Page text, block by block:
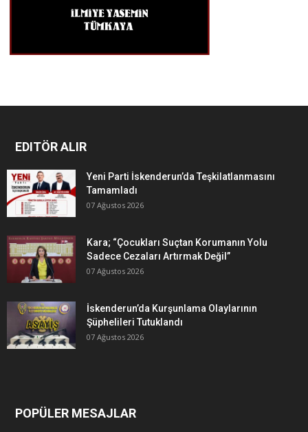
EDITÖR ALIR
Yeni Parti İskenderun’da Teşkilatlanmasını
Tamamladı
07 Ağustos 2026
Kara; “Çocukları Suçtan Korumanın Yolu
Sadece Cezaları Artırmak Değil”
07 Ağustos 2026
İskenderun’da Kurşunlama Olaylarının
Şüphelileri Tutuklandı
07 Ağustos 2026
POPÜLER MESAJLAR